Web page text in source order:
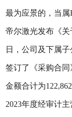
最为应景的，当
帝尔激光发布《
日，公司及下属
签订了《采购合
金额合计为
2023年度经审计